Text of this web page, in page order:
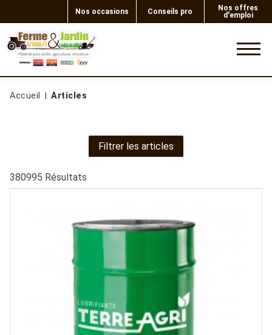
Nos occasions Conseils pro
Nos offres
d'emploi
Accueil Articles
Filtrer les articles
380995 Résultats